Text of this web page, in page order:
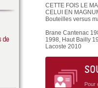
CETTE FOIS LE
CELUI EN
Bouteilles versus
Brane Cantenac
1998, Haut Bailly
Lacoste 2010
Pour